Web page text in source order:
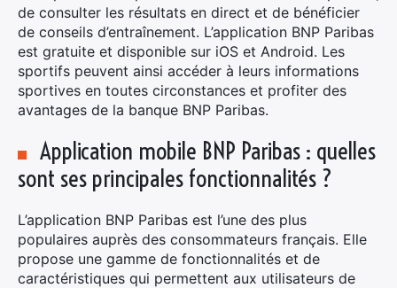
de consulter les résultats en direct et de bénéficier
de conseils d’entraînement. L’application BNP Paribas
est gratuite et disponible sur iOS et Android. Les
sportifs peuvent ainsi accéder à leurs informations
sportives en toutes circonstances et profiter des
avantages de la banque BNP Paribas.
Application mobile BNP Paribas : quelles
sont ses principales fonctionnalités ?
L’application BNP Paribas est l’une des plus
populaires auprès des consommateurs français. Elle
propose une gamme de fonctionnalités et de
caractéristiques qui permettent aux utilisateurs de